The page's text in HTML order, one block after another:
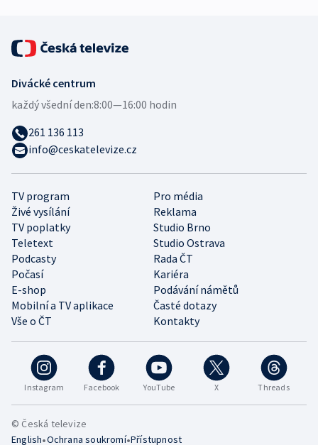
Instagram Facebook YouTube X Threads
TV program
Pro média
Živé vysílání
Reklama
TV poplatky
Studio Brno
Teletext
Studio Ostrava
Podcasty
Rada ČT
Počasí
Kariéra
E-shop
Podávání námětů
Mobilní a TV aplikace
Časté dotazy
Vše o ČT
Kontakty
Divácké centrum
každý všední den:8:00—16:00 hodin
261 136 113
info@ceskatelevize.cz
© Česká televize
English•Ochrana soukromí•Přístupnost